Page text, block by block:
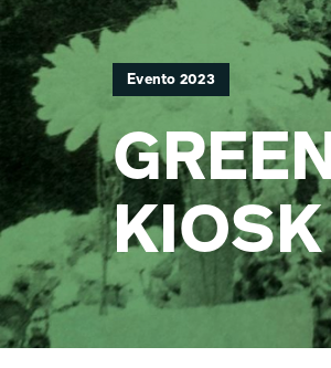
Evento 2023
KIOSK